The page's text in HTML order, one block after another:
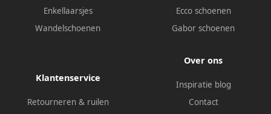
Enkellaarsjes
Wandelschoenen
Ecco schoenen
Gabor schoenen
Klantenservice
Retourneren & ruilen
Over ons
Inspiratie blog
Contact